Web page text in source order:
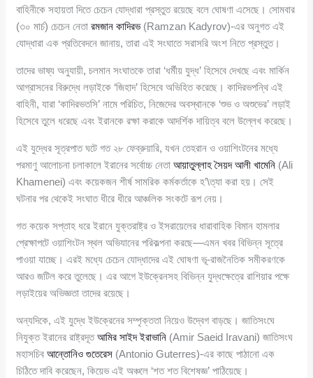
বাহিনীকে সহায়তা দিতে চেচেন যোদ্ধারা প্রস্তুত রয়েছে বলে ঘোষণা এসেছে। সোমবার
(৩০ মার্চ) চেচেন নেতারমজান কাদিরভ(Ramzan Kadyrov)-এর অনুগত এই
যোদ্ধারা এক প্রতিবেদনে জানায়, তারা এই সংঘাতে সরাসরি অংশ নিতে প্রস্তুত।
তাদের ভাষ্য অনুযায়ী, চলমান সংঘাতকে তারা ‘ধর্মীয় যুদ্ধ’ হিসেবে দেখছে এবং মার্কিন
আগ্রাসনের বিরুদ্ধে লড়াইকে ‘জিহাদ’ হিসেবে অভিহিত করেছে। কাদিরভপন্থি এই
বাহিনী, যারা ‘কাদিরভতসি’ নামে পরিচিত, নিজেদের অবস্থানকে ‘শুভ ও অশুভের’ লড়াই
হিসেবে তুলে ধরেছে এবং ইরানকে রক্ষা করাকে আদর্শিক দায়িত্ব বলে উল্লেখ করেছে।
এই যুদ্ধের সূত্রপাত ঘটে গত ২৮ ফেব্রুয়ারি, যখন তেহরান ও ওয়াশিংটনের মধ্যে
পরমাণু আলোচনা চলাকালে ইরানের সর্বোচ্চ নেতাআয়াতুল্লাহ সৈয়দ আলী খামেনি (Ali
Khamenei) এবং কয়েকজন শীর্ষ সামরিক কর্মকর্তাকে হ’\ত্যা করা হয়। সেই
ঘটনার পর থেকেই সংঘাত ধীরে ধীরে আঞ্চলিক সংকটে রূপ নেয়।
গত কয়েক সপ্তাহ ধরে ইরানে যুক্তরাষ্ট্র ও ইসরায়েলের ধারাবাহিক বিমান হামলার
প্রেক্ষাপটে ওয়াশিংটন স্থল অভিযানের পরিকল্পনা করছে—এমন খবর বিভিন্ন সূত্রে
পাওয়া যাচ্ছে। এরই মধ্যে চেচেন যোদ্ধাদের এই ঘোষণা ভূ-রাজনৈতিক সমীকরণকে
আরও জটিল করে তুলেছে। এর আগে ইউক্রেনসহ বিভিন্ন যুদ্ধক্ষেত্রে রাশিয়ার পক্ষে
লড়াইয়ের অভিজ্ঞতা তাদের রয়েছে।
অন্যদিকে, এই যুদ্ধে ইউক্রেনের সম্পৃক্ততা নিয়েও উদ্বেগ বাড়ছে। জাতিসংঘে
নিযুক্ত ইরানের রাষ্ট্রদূতআমির সাইদ ইরাভানি (Amir Saeid Iravani) জাতিসংঘ
মহাসচিবআন্তোনিও গুতেরেস (Antonio Guterres)-এর কাছে পাঠানো এক
চিঠিতে দাবি করেছেন, কিয়েভ এই অঞ্চলে ‘শত শত বিশেষজ্ঞ’ পাঠিয়েছে।